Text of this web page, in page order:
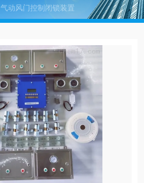
气动风门控制闭锁装置